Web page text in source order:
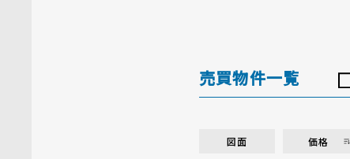
売買物件一覧
図面 価格